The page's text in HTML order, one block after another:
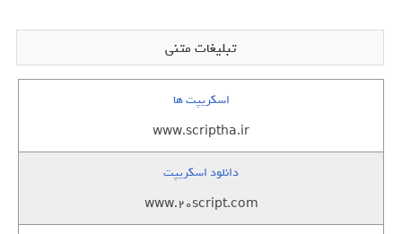
تبلیغات متنی
اسکریپت ها
www.scriptha.ir
دانلود اسکریپت
www.20script.com